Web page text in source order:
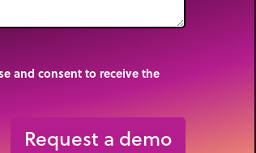
and consent to receive the
Request a demo